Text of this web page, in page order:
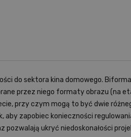
do sektora kina domowego.
przez niego formaty obrazu (na
przy czym mogą to być dwie
aby zapobiec konieczności
ukryć niedoskonałości